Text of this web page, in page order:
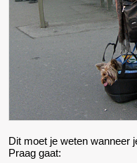
Dit moet je weten wanneer
Praag gaat: